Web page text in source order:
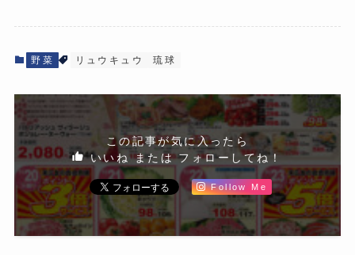
野菜 リュウキュウ 琉球
この記事が気に入ったら
いいね または フォローしてね！
Follow Me